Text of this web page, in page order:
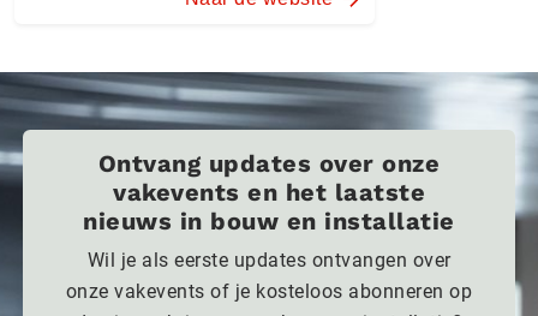
Ontvang updates over onze
vakevents en het laatste
nieuws in bouw en installatie
Wil je als eerste updates ontvangen over
onze vakevents of je kosteloos abonneren op